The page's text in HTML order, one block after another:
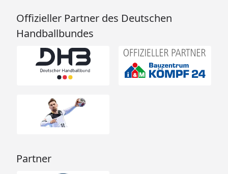
Offizieller Partner des Deutschen
Handballbundes
Partner